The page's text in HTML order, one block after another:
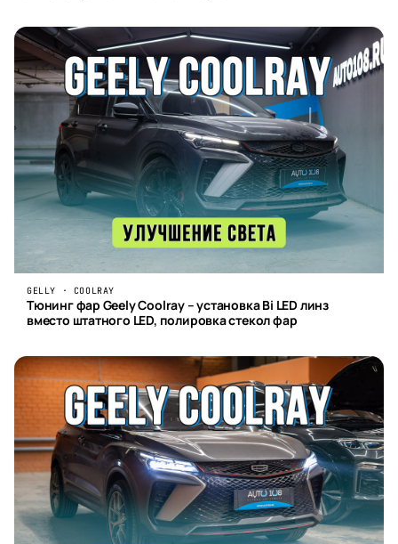
GELLY · COOLRAY
Тюнинг фар Geely Coolray – установка Bi LED линз
вместо штатного LED, полировка стекол фар